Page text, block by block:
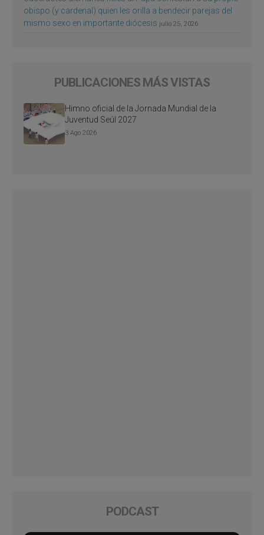
obispo (y cardenal) quien les orilla a bendecir parejas del
mismo sexo en importante diócesis julio 25, 2026
PUBLICACIONES MÁS VISTAS
Himno oficial de la Jornada Mundial de la
Juventud Seúl 2027
3 Ago 2026
PODCAST